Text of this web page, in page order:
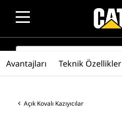
SEARCH
Açık Kovalı Kazıyıcılar
Avantajları Teknik Özellikler